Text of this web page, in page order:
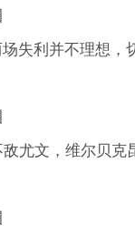
失利并不理想，
尤文，维尔贝克